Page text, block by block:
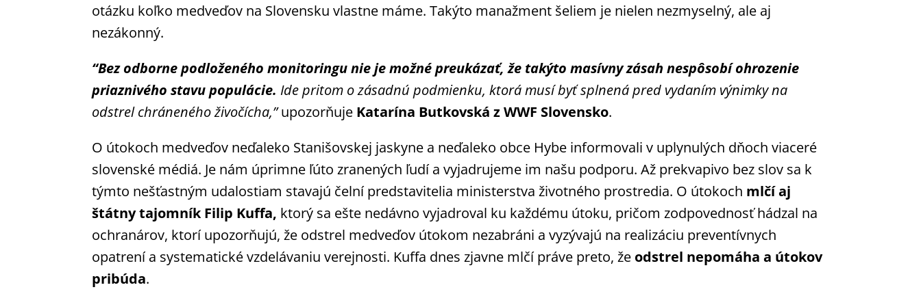
otázku koľko medveďov na Slovensku vlastne máme. Takýto manažment šeliem je nielen nezmyselný, ale aj
nezákonný.
“Bez odborne podloženého monitoringu nie je možné preukázať, že takýto masívny zásah nespôsobíohrozenie
priaznivého stavu populácie. Ide pritom o zásadnú podmienku, ktorá musí byť splnená pred vydaním výnimky na
odstrel chráneného živočícha,”upozorňuje Katarína Butkovská z WWF Slovensko.
O útokoch medveďov neďaleko Stanišovskej jaskyne a neďaleko obce Hybe informovali v uplynulých dňoch viaceré
slovenské médiá. Je nám úprimne ľúto zranených ľudí a vyjadrujeme im našu podporu. Až prekvapivo bez slov sa k
týmto nešťastným udalostiam stavajú čelní predstavitelia ministerstva životného prostredia. O útokoch mlčí aj
štátny tajomník Filip Kuffa, ktorý sa ešte nedávno vyjadroval ku každému útoku, pričom zodpovednosť hádzal na
ochranárov, ktorí upozorňujú, že odstrel medveďov útokom nezabráni a vyzývajú na realizáciu preventívnych
opatrení a systematické vzdelávaniu verejnosti. Kuffa dnes zjavne mlčí práve preto, že odstrel nepomáha a útokov
pribúda.